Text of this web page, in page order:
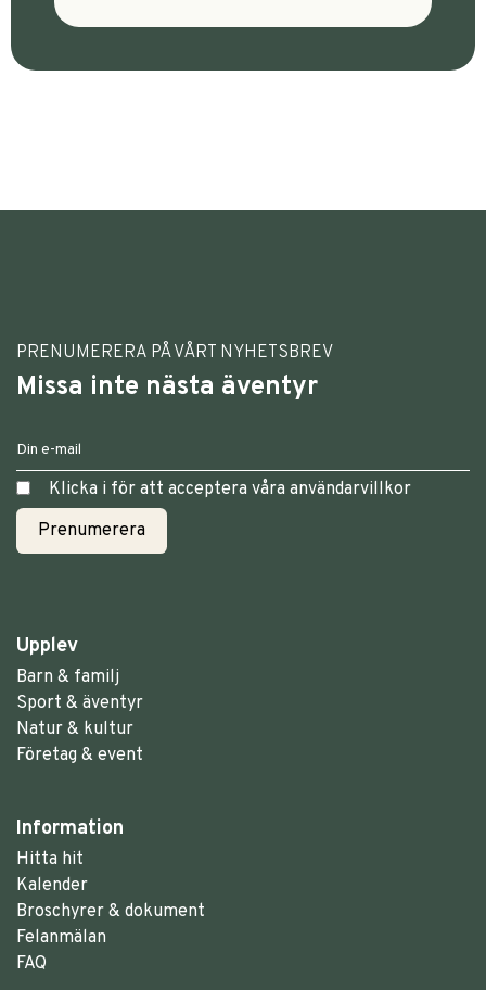
PRENUMERERA PÅ VÅRT NYHETSBREV
Missa inte nästa äventyr
Klicka i för att acceptera våra användarvillkor
Upplev
Barn & familj
Sport & äventyr
Natur & kultur
Företag & event
Information
Hitta hit
Kalender
Broschyrer & dokument
Felanmälan
FAQ